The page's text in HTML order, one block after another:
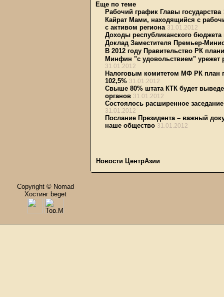
Еще по теме
Рабочий график Главы государства
Кайрат Мами, находящийся с
с активом региона 31.01.2012
Доходы республиканского
Доклад Заместителя Премьер-
В 2012 году Правительство РК
Минфин "с удовольствием" урежет
31.01.2012
Налоговым комитетом МФ РК план
102,5% 31.01.2012
Свыше 80% штата КТК будет
органов 31.01.2012
Состоялось расширенное
31.01.2012
Послание Президента – важный
наше общество 31.01.2012
Новости ЦентрАзии
Copyright © Nomad
Хостинг beget